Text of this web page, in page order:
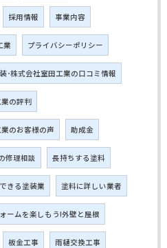
採用情報 事業内容
業 プライバシーポリシー
･株式会社室田工業の口コミ情報
の評判
のお客様の声 助成金
理相談 長持ちする塗料
きる塗装業 塗料に詳しい業者
ームを楽しもう!外壁と屋根
板金工事 雨樋交換工事